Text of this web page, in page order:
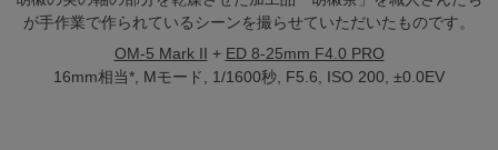
が手作業で作られているシーンを撮らせていただいたものです。
OM-5 Mark II + ED 8-25mm F4.0 PRO
16mm相当*, Mモード, 1/1600秒, F5.6, ISO 200, ±0.0EV